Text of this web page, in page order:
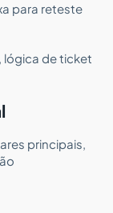
para reteste
lógica de ticket
principais,